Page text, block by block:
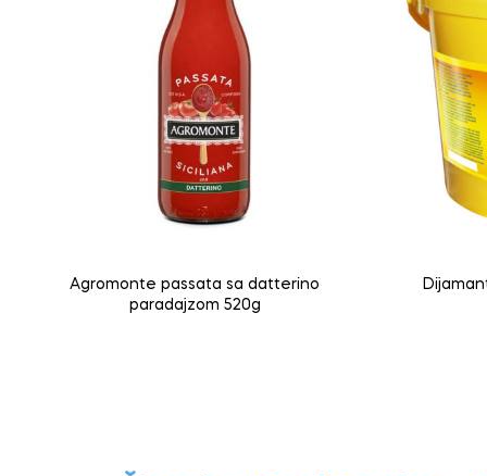
Agromonte passata sa datterino
paradajzom 520g